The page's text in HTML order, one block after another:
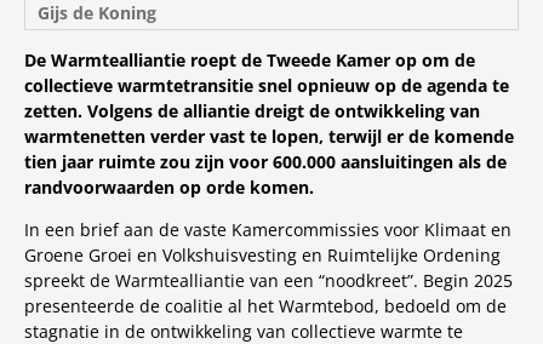
Gijs de Koning
De Warmtealliantie roept de Tweede Kamer op om de
collectieve warmtetransitie snel opnieuw op de agenda te
zetten. Volgens de alliantie dreigt de ontwikkeling van
warmtenetten verder vast te lopen, terwijl er de komende
tien jaar ruimte zou zijn voor 600.000 aansluitingen als de
randvoorwaarden op orde komen.
In een brief aan de vaste Kamercommissies voor Klimaat en
Groene Groei en Volkshuisvesting en Ruimtelijke Ordening
spreekt de Warmtealliantie van een “noodkreet”. Begin 2025
presenteerde de coalitie al het Warmtebod, bedoeld om de
stagnatie in de ontwikkeling van collectieve warmte te